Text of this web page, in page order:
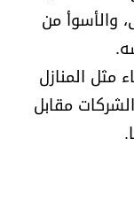
والأسوأ من
مثل المنازل
مقابل